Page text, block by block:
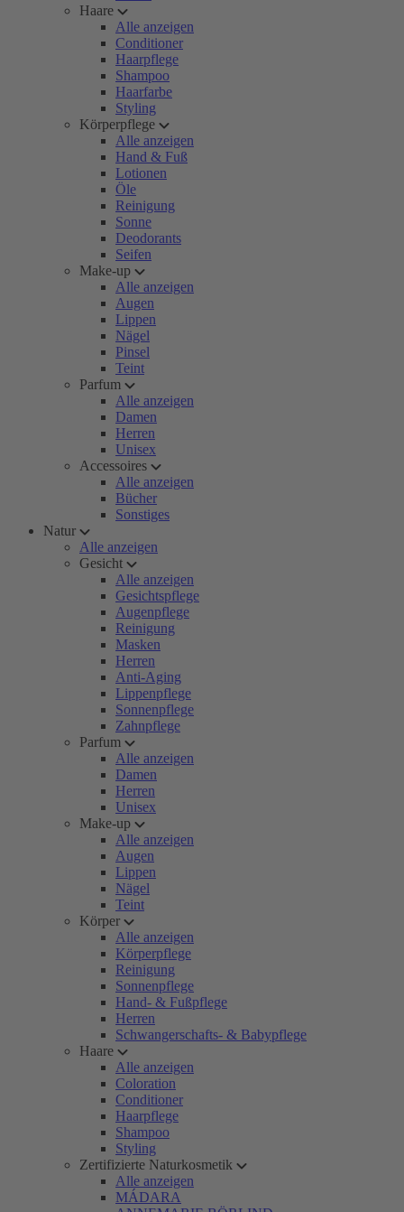
Haare
Alle anzeigen
Conditioner
Haarpflege
Shampoo
Haarfarbe
Styling
Körperpflege
Alle anzeigen
Hand & Fuß
Lotionen
Öle
Reinigung
Sonne
Deodorants
Seifen
Make-up
Alle anzeigen
Augen
Lippen
Nägel
Pinsel
Teint
Parfum
Alle anzeigen
Damen
Herren
Unisex
Accessoires
Alle anzeigen
Bücher
Sonstiges
Natur
Alle anzeigen
Gesicht
Alle anzeigen
Gesichtspflege
Augenpflege
Reinigung
Masken
Herren
Anti-Aging
Lippenpflege
Sonnenpflege
Zahnpflege
Parfum
Alle anzeigen
Damen
Herren
Unisex
Make-up
Alle anzeigen
Augen
Lippen
Nägel
Teint
Körper
Alle anzeigen
Körperpflege
Reinigung
Sonnenpflege
Hand- & Fußpflege
Herren
Schwangerschafts- & Babypflege
Haare
Alle anzeigen
Coloration
Conditioner
Haarpflege
Shampoo
Styling
Zertifizierte Naturkosmetik
Alle anzeigen
MÁDARA